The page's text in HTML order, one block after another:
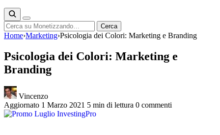
Cerca Cerca
Home›Marketing›Psicologia dei Colori: Marketing e Branding
Psicologia dei Colori: Marketing e
Branding
Vincenzo
Aggiornato 1 Marzo 2021 5 min di lettura 0 commenti